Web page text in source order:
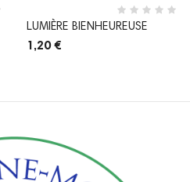
LUMIÈRE BIENHEUREUSE
1,20 €